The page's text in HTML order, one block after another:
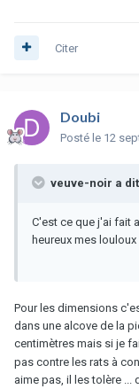
Citer
Doubi
Posté le 12
veuve-noir a
C'est ce que j'ai fait
heureux mes louloux
Pour les dimensions
dans une alcove de la
centimètres mais si je
pas contre les rats à
aime pas, il les tolère